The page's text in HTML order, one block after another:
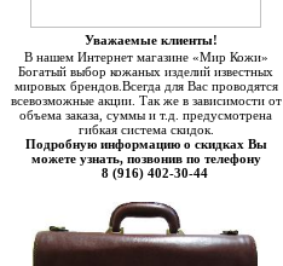
Уважаемые клиенты!
В нашем Интернет магазине «Мир Кожи»
Богатый выбор кожаных изделий известных
мировых брендов.Всегда для Вас проводятся
всевозможные акции. Так же в зависимости от
объема заказа, суммы и т.д. предусмотрена
гибкая система скидок.
Подробную информацию о скидках Вы
можете узнать, позвонив по телефону
8 (916) 402-30-44